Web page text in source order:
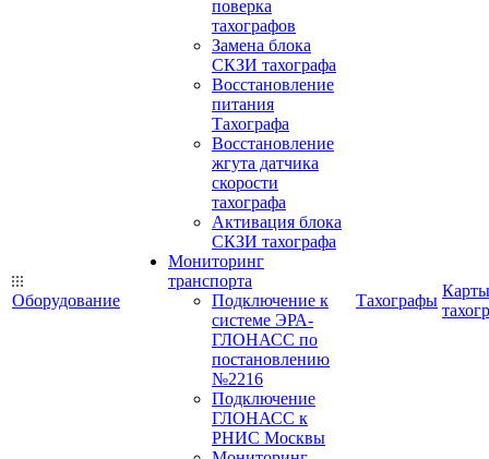
Оборудование
поверка
тахографов
Замена блока
СКЗИ тахографа
Восстановление
питания
Тахографа
Восстановление
жгута датчика
скорости
тахографа
Активация блока
СКЗИ тахографа
Мониторинг
транспорта
Подключение к
системе ЭРА-
ГЛОНАСС по
постановлению
№2216
Подключение
ГЛОНАСС к
РНИС Москвы
Тахографы
Карты